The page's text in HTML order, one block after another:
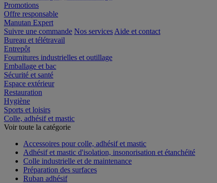
Promotions
Offre responsable
Manutan Expert
Suivre une commande Nos services Aide et contact
Bureau et télétravail
Entrepôt
Fournitures industrielles et outillage
Emballage et bac
Sécurité et santé
Espace extérieur
Restauration
Hygiène
Sports et loisirs
Colle, adhésif et mastic
Voir toute la catégorie
Accessoires pour colle, adhésif et mastic
Adhésif et mastic d'isolation, insonorisation et étanchéité
Colle industrielle et de maintenance
Préparation des surfaces
Ruban adhésif